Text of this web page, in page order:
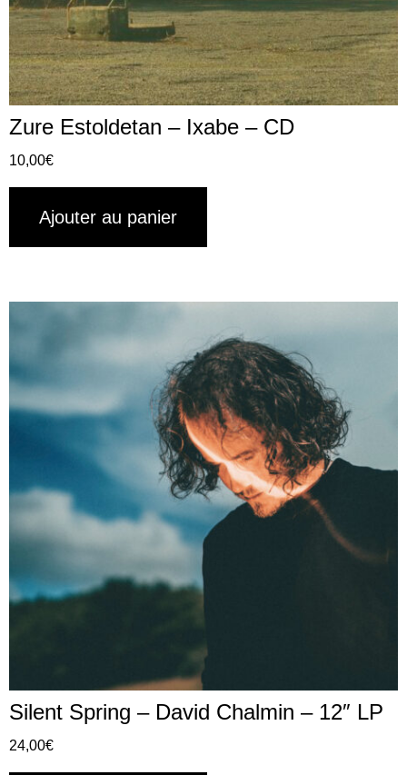
Zure Estoldetan – Ixabe – CD
10,00€
Ajouter au panier
Silent Spring – David Chalmin – 12″ LP
24,00€